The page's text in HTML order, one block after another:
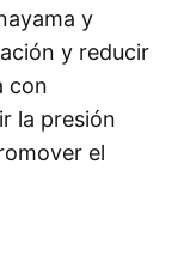
y
y reducir
con
la presión
el